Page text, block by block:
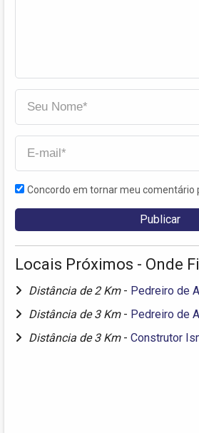
Concordo em tornar meu comentário
Locais Próximos - Onde
Distância de 2 Km - Pedreiro de
Distância de 3 Km - Pedreiro de
Distância de 3 Km - Construtor